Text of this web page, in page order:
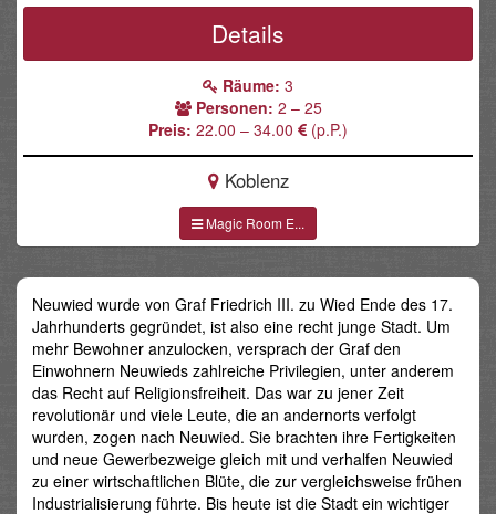
Details
Räume: 3
Personen: 2 – 25
Preis: 22.00 – 34.00 (p.P.)
Koblenz
Magic Room E...
Neuwied wurde von Graf Friedrich III. zu Wied Ende des 17.
Jahrhunderts gegründet, ist also eine recht junge Stadt. Um
mehr Bewohner anzulocken, versprach der Graf den
Einwohnern Neuwieds zahlreiche Privilegien, unter anderem
das Recht auf Religionsfreiheit. Das war zu jener Zeit
revolutionär und viele Leute, die an andernorts verfolgt
wurden, zogen nach Neuwied. Sie brachten ihre Fertigkeiten
und neue Gewerbezweige gleich mit und verhalfen Neuwied
zu einer wirtschaftlichen Blüte, die zur vergleichsweise frühen
Industrialisierung führte. Bis heute ist die Stadt ein wichtiger